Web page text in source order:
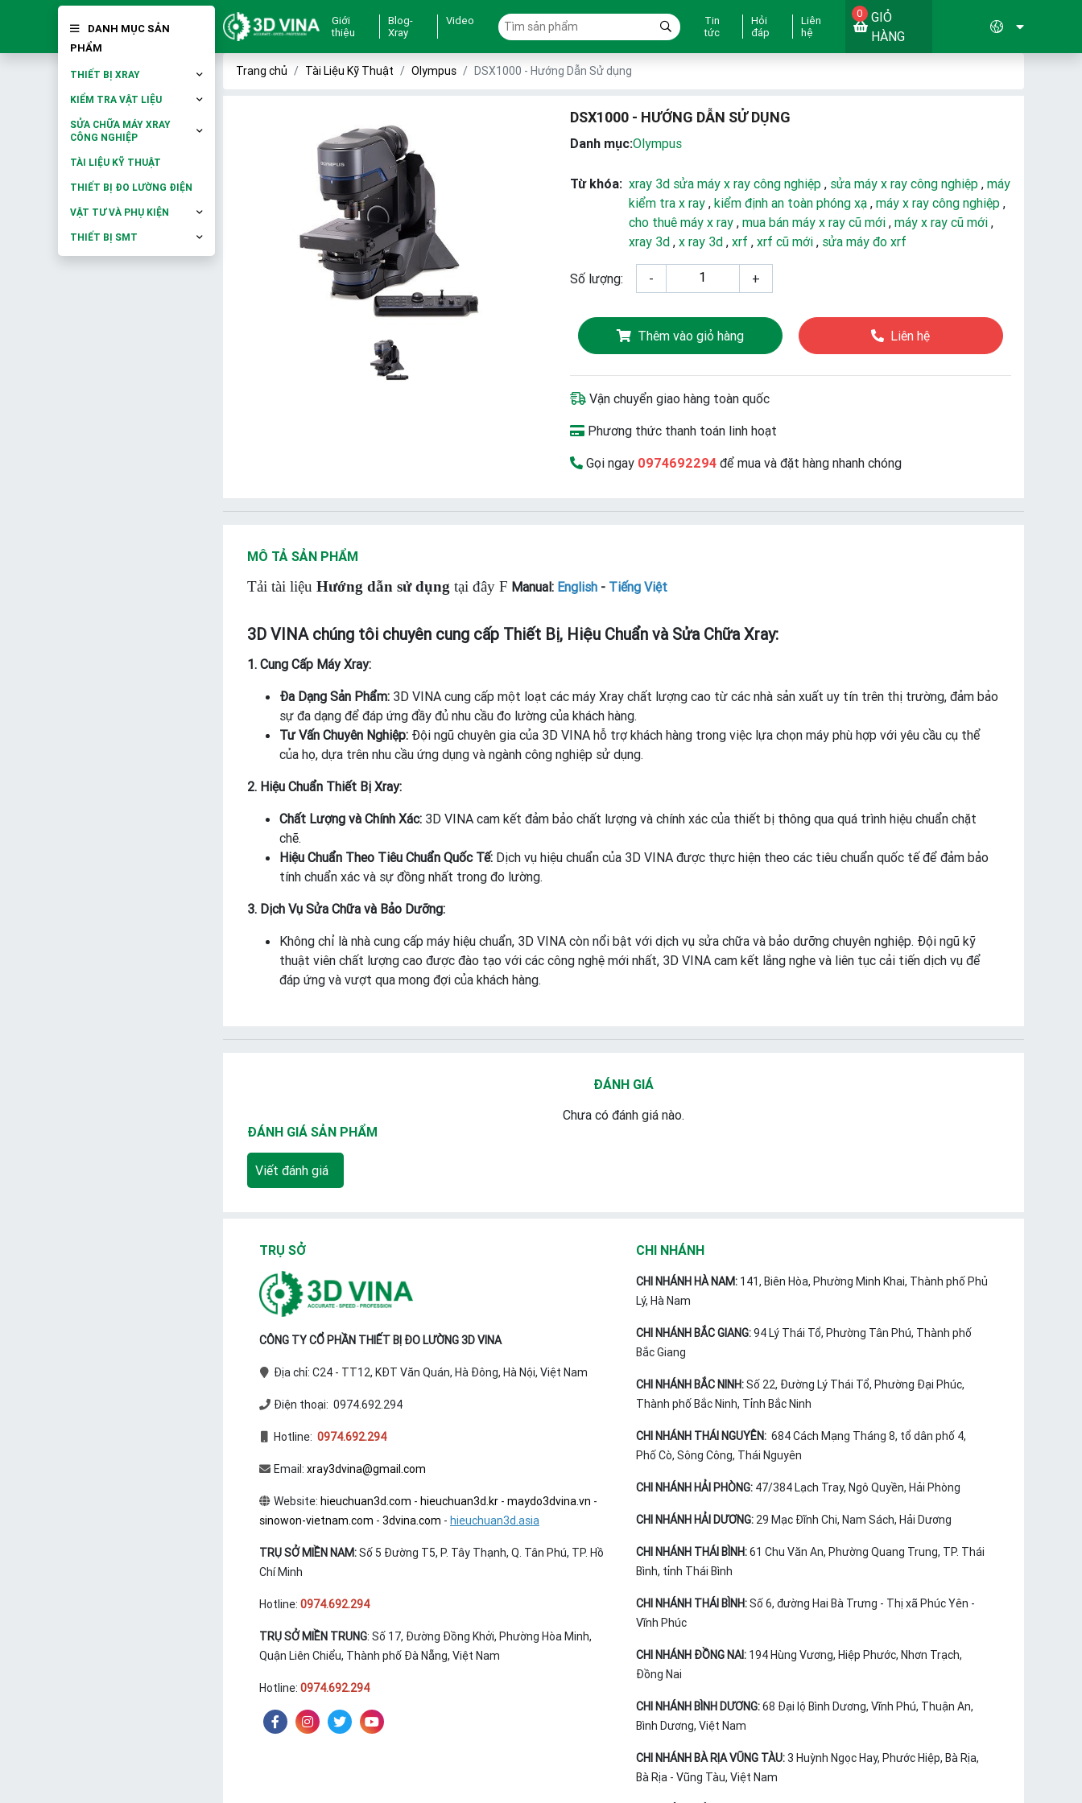
DANH MỤC SẢN
PHẨM
THIẾT BỊ XRAY
KIỂM TRA VẬT LIỆU
SỬA CHỮA MÁY XRAY
CÔNG NGHIỆP
TÀI LIỆU KỸ THUẬT
THIẾT BỊ ĐO LƯỜNG ĐIỆN
VẬT TƯ VÀ PHỤ KIỆN
THIẾT BỊ SMT
Giới
thiệu
Blog-
Xray
Video
Tin
tức
Hỏi
đáp
Liên
hệ
GIỎ
HÀNG
0
Trang chủ Tài Liệu Kỹ Thuật Olympus DSX1000 - Hướng Dẫn Sử dụng
DSX1000 - HƯỚNG DẪN SỬ DỤNG
Danh mục:Olympus
Từ khóa: xray 3d sửa máy x ray công nghiệp, sửa máy x ray công nghiệp, máy
kiểm tra x ray, kiểm định an toàn phóng xạ, máy x ray công nghiệp,
cho thuê máy x ray, mua bán máy x ray cũ mới, máy x ray cũ mới,
xray 3d, x ray 3d, xrf , xrf cũ mới, sửa máy đo xrf
Số lượng: - +
Thêm vào giỏ hàng Liên hệ
Vận chuyển giao hàng toàn quốc
Phương thức thanh toán linh hoạt
Gọi ngay 0974692294để mua và đặt hàng nhanh chóng
MÔ TẢ SẢN PHẨM
Tải tài liệu Hướng dẫn sử dụng tại đây F Manual: English - Tiếng Việt
3D VINA chúng tôi chuyên cung cấp Thiết Bị, Hiệu Chuẩn và Sửa Chữa Xray:
1. Cung Cấp Máy Xray:
Đa Dạng Sản Phẩm: 3D VINA cung cấp một loạt các máy Xray chất lượng cao từ các nhà sản xuất uy tín trên thị trường, đảm bảo
sự đa dạng để đáp ứng đầy đủ nhu cầu đo lường của khách hàng.
Tư Vấn Chuyên Nghiệp: Đội ngũ chuyên gia của 3D VINA hỗ trợ khách hàng trong việc lựa chọn máy phù hợp với yêu cầu cụ thể
của họ, dựa trên nhu cầu ứng dụng và ngành công nghiệp sử dụng.
2. Hiệu Chuẩn Thiết Bị Xray:
Chất Lượng và Chính Xác: 3D VINA cam kết đảm bảo chất lượng và chính xác của thiết bị thông qua quá trình hiệu chuẩn chặt
chẽ.
Hiệu Chuẩn Theo Tiêu Chuẩn Quốc Tế: Dịch vụ hiệu chuẩn của 3D VINA được thực hiện theo các tiêu chuẩn quốc tế để đảm bảo
tính chuẩn xác và sự đồng nhất trong đo lường.
3. Dịch Vụ Sửa Chữa và Bảo Dưỡng:
Không chỉ là nhà cung cấp máy hiệu chuẩn, 3D VINA còn nổi bật với dịch vụ sửa chữa và bảo dưỡng chuyên nghiệp. Đội ngũ kỹ
thuật viên chất lượng cao được đào tạo với các công nghệ mới nhất, 3D VINA cam kết lắng nghe và liên tục cải tiến dịch vụ để
đáp ứng và vượt qua mong đợi của khách hàng.
ĐÁNH GIÁ
Chưa có đánh giá nào.
ĐÁNH GIÁ SẢN PHẨM
Viết đánh giá
TRỤ SỞ
CÔNG TY CỔ PHẦN THIẾT BỊ ĐO LƯỜNG 3D VINA
Địa chỉ: C24 - TT12, KĐT Văn Quán, Hà Đông, Hà Nội, Việt Nam
Điện thoại: 0974.692.294
Hotline: 0974.692.294
Email: xray3dvina@gmail.com
Website: hieuchuan3d.com - hieuchuan3d.kr- maydo3dvina.vn -
sinowon-vietnam.com - 3dvina.com - hieuchuan3d.asia
TRỤ SỞ MIỀN NAM:Số 5 Đường T5, P. Tây Thạnh, Q. Tân Phú, TP. Hồ
Chí Minh
Hotline: 0974.692.294
TRỤ SỞ MIỀN TRUNG: Số 17, Đường Đồng Khởi, Phường Hòa Minh,
Quận Liên Chiểu, Thành phố Đà Nẵng, Việt Nam
Hotline: 0974.692.294
CHI NHÁNH
CHI NHÁNH HÀ NAM:141, Biên Hòa, Phường Minh Khai, Thành phố Phủ
Lý, Hà Nam
CHI NHÁNH BẮC GIANG:94 Lý Thái Tổ, Phường Tân Phú, Thành phố
Bắc Giang
CHI NHÁNH BẮC NINH:Số 22, Đường Lý Thái Tổ, Phường Đại Phúc,
Thành phố Bắc Ninh, Tỉnh Bắc Ninh
CHI NHÁNH THÁI NGUYÊN: 684 Cách Mạng Tháng 8, tổ dân phố 4,
Phố Cò, Sông Công, Thái Nguyên
CHI NHÁNH HẢI PHÒNG: 47/384 Lạch Tray, Ngô Quyền, Hải Phòng
CHI NHÁNH HẢI DƯƠNG: 29 Mạc Đĩnh Chi, Nam Sách, Hải Dương
CHI NHÁNH THÁI BÌNH:61 Chu Văn An, Phường Quang Trung, TP. Thái
Bình, tỉnh Thái Bình
CHI NHÁNH THÁI BÌNH:Số 6, đường Hai Bà Trưng - Thị xã Phúc Yên -
Vĩnh Phúc
CHI NHÁNH ĐỒNG NAI:194 Hùng Vương, Hiệp Phước, Nhơn Trạch,
Đồng Nai
CHI NHÁNH BÌNH DƯƠNG:68 Đại lộ Bình Dương, Vĩnh Phú, Thuận An,
Bình Dương, Việt Nam
CHI NHÁNH BÀ RỊA VŨNG TÀU:3 Huỳnh Ngọc Hay, Phước Hiệp, Bà Rịa,
Bà Rịa - Vũng Tàu, Việt Nam